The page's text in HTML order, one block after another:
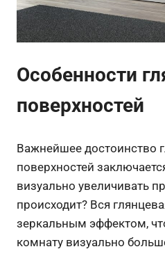
Особенности
поверхностей
Важнейшее достоинство
поверхностей
визуально увеличивать
происходит? Вся
зеркальным эффектом,
комнату визуально